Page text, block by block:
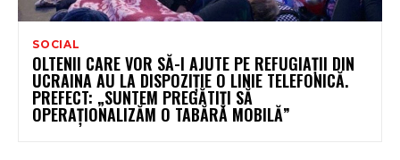
SOCIAL
OLTENII CARE VOR SĂ-I AJUTE PE REFUGIAȚII DIN
UCRAINA AU LA DISPOZIȚIE O LINIE TELEFONICĂ.
PREFECT: „SUNTEM PREGĂTIȚI SĂ
OPERAȚIONALIZĂM O TABĂRĂ MOBILĂ”